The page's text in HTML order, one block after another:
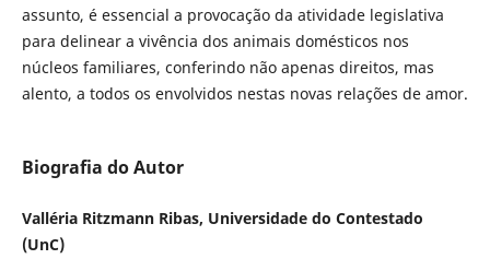
assunto, é essencial a provocação da atividade legislativa
para delinear a vivência dos animais domésticos nos
núcleos familiares, conferindo não apenas direitos, mas
alento, a todos os envolvidos nestas novas relações de amor.
Biografia do Autor
Valléria Ritzmann Ribas, Universidade do Contestado
(UnC)